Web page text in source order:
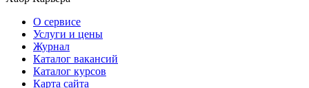
О сервисе
Услуги и цены
Журнал
Каталог вакансий
Каталог курсов
Карта сайта